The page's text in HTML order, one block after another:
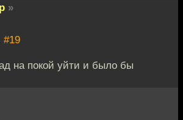
»
#19
на покой уйти и было бы